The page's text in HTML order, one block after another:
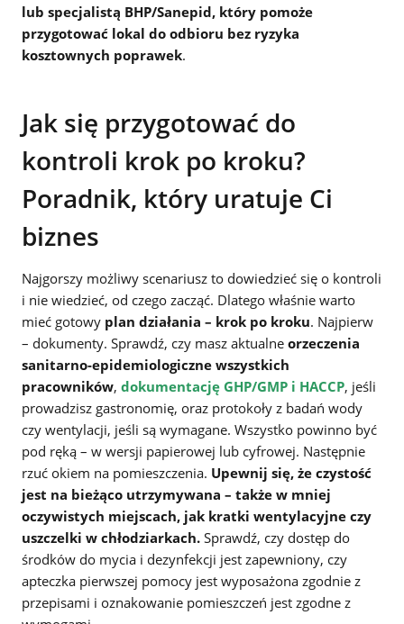
lub specjalistą BHP/Sanepid, który pomoże
przygotować lokal do odbioru bez ryzyka
kosztownych poprawek.
Jak się przygotować do
kontroli krok po kroku?
Poradnik, który uratuje Ci
biznes
Najgorszy możliwy scenariusz to dowiedzieć się o kontroli
i nie wiedzieć, od czego zacząć. Dlatego właśnie warto
mieć gotowy plan działania – krok po kroku. Najpierw
– dokumenty. Sprawdź, czy masz aktualne orzeczenia
sanitarno-epidemiologiczne wszystkich
pracowników, dokumentację GHP/GMP i HACCP, jeśli
prowadzisz gastronomię, oraz protokoły z badań wody
czy wentylacji, jeśli są wymagane. Wszystko powinno być
pod ręką – w wersji papierowej lub cyfrowej. Następnie
rzuć okiem na pomieszczenia. Upewnij się, że czystość
jest na bieżąco utrzymywana – także w mniej
oczywistych miejscach, jak kratki wentylacyjne czy
uszczelki w chłodziarkach. Sprawdź, czy dostęp do
środków do mycia i dezynfekcji jest zapewniony, czy
apteczka pierwszej pomocy jest wyposażona zgodnie z
przepisami i oznakowanie pomieszczeń jest zgodne z